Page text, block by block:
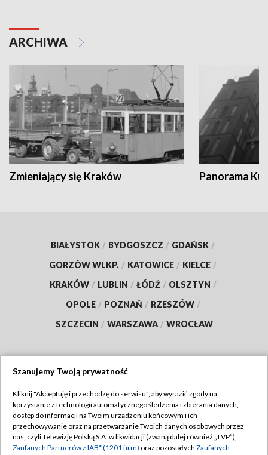
ARCHIWA
Zmieniający się Kraków Panorama
BIAŁYSTOK / BYDGOSZCZ / GDAŃSK /
GORZÓW WLKP. / KATOWICE / KIELCE /
KRAKÓW / LUBLIN / ŁÓDŹ / OLSZTYN /
OPOLE / POZNAŃ / RZESZÓW /
SZCZECIN / WARSZAWA / WROCŁAW
TVP
Abonament TVP
Emisja w TVP
Regulamin TVP
Polityka prywatności
Szanujemy Twoją prywatność
Kliknij "Akceptuję i przechodzę do serwisu", aby wyrazić zgody na
korzystanie z technologii automatycznego śledzenia i zbierania danych,
dostęp do informacji na Twoim urządzeniu końcowym i ich
przechowywanie oraz na przetwarzanie Twoich danych osobowych przez
nas, czyli Telewizję Polską S.A. w likwidacji (zwaną dalej również „TVP”),
Zaufanych Partnerów z IAB* (1201 firm) oraz pozostałych Zaufanych